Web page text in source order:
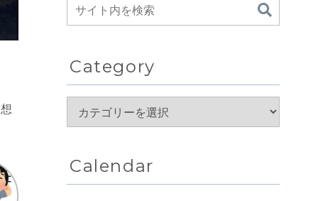
Category
Calendar